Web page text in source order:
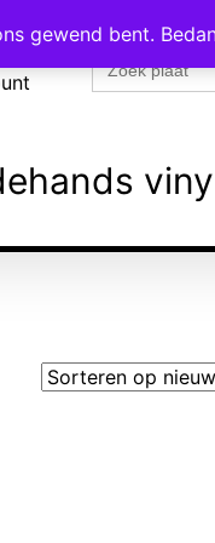
naar:
gewend bent.